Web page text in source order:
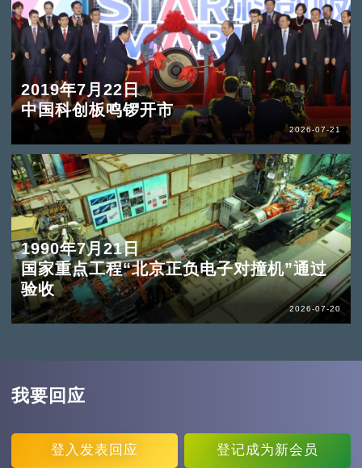
2019年7月22日
中国科创板鸣锣开市
2026-07-21
1990年7月21日
国家重点工程“北京正负电子对撞机”通过
验收
2026-07-20
我要回应
登入 发表回应 登记成为新会员